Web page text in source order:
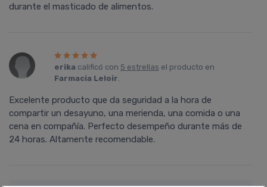
durante el masticado de alimentos.
erika calificó con 5 estrellas el producto en
Farmacia Leloir.
Excelente producto que da seguridad a la hora de
compartir un desayuno, una merienda, una comida o una
cena en compañí­a. Perfecto desempeño durante más de
24 horas. Altamente recomendable.